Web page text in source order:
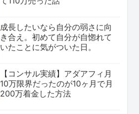
成長したいなら自分の弱さに向
き合え。初めて自分が自惚れて
いたことに気がついた日。
【コンサル実績】アダアフィ月
10万限界だったのが10ヶ月で月
200万着金した方法